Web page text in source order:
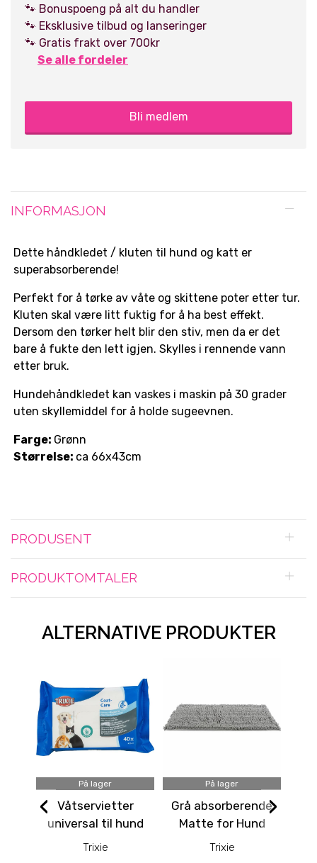
🐾 Bonuspoeng på alt du handler
🐾 Eksklusive tilbud og lanseringer
🐾 Gratis frakt over 700kr
Se alle fordeler
Bli medlem
INFORMASJON
Dette håndkledet / kluten til hund og katt er
superabsorberende!
Perfekt for å tørke av våte og skittene poter etter tur.
Kluten skal være litt fuktig for å ha best effekt.
Dersom den tørker helt blir den stiv, men da er det
bare å fukte den lett igjen. Skylles i rennende vann
etter bruk.
Hundehåndkledet kan vaskes i maskin på 30 grader
uten skyllemiddel for å holde sugeevnen.
Farge: Grønn
Størrelse: ca 66x43cm
PRODUSENT
PRODUKTOMTALER
ALTERNATIVE PRODUKTER
På lager
Våtservietter
universal til hund
og katt, 40pk
Trixie
På lager
Grå absorberende
Matte for Hund
60x50cm
Trixie
‹ ›